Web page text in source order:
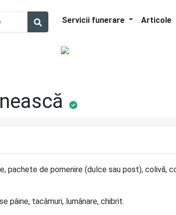
Servicii funerare Articole
pachete de pomenire (dulce sau post), colivă,
pâine, tacâmuri, lumânare, chibrit.